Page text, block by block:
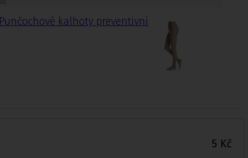
Punčochové kalhoty preventivní
5 Kč